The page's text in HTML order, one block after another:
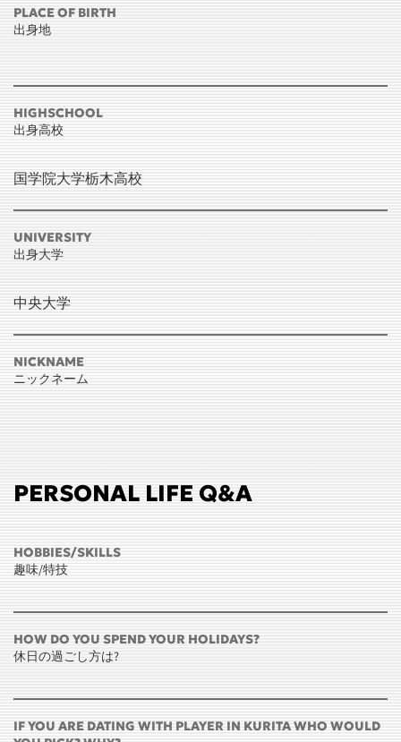
PLACE OF BIRTH
出身地
HIGHSCHOOL
出身高校
国学院大学栃木高校
UNIVERSITY
出身大学
中央大学
NICKNAME
ニックネーム
PERSONAL LIFE Q&A
HOBBIES/SKILLS
趣味/特技
HOW DO YOU SPEND YOUR HOLIDAYS?
休日の過ごし方は?
IF YOU ARE DATING WITH PLAYER IN KURITA WHO WOULD